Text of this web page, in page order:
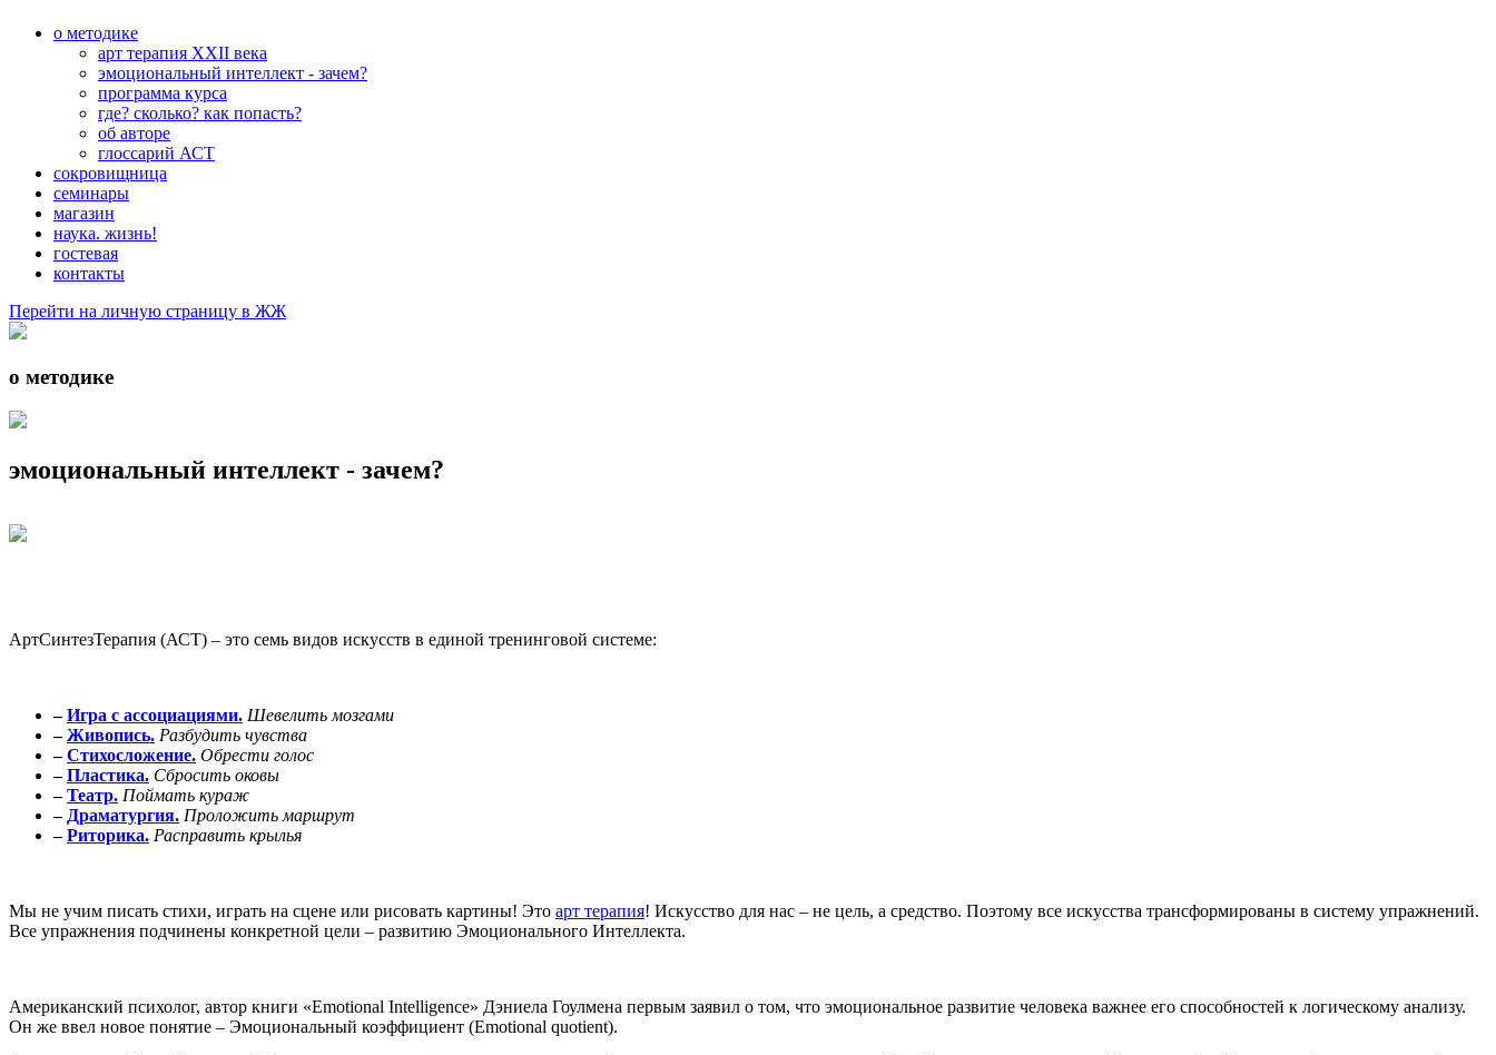
о методике
арт терапия XXII века
эмоциональный интеллект - зачем?
программа курса
где? сколько? как попасть?
об авторе
глоссарий АСТ
сокровищница
семинары
магазин
наука. жизнь!
гостевая
контакты
Перейти на личную страницу в ЖЖ
о методике
эмоциональный интеллект - зачем?
АртСинтезТерапия (АСТ) – это семь видов искусств в единой тренинговой системе:
–Игра с ассоциациями. Шевелить мозгами
–Живопись. Разбудить чувства
–Стихосложение. Обрести голос
–Пластика. Сбросить оковы
–Театр. Поймать кураж
– Драматургия. Проложить маршрут
–Риторика. Расправить крылья
Мы не учим писать стихи, играть на сцене или рисовать картины! Это арт терапия! Искусство для нас – не цель, а средство. Поэтому все искусства трансформированы в систему упражнений.
Все упражнения подчинены конкретной цели – развитию Эмоционального Интеллекта.
Американский психолог, автор книги «Emotional Intelligence» Дэниела Гоулмена первым заявил о том, что эмоциональное развитие человека важнее его способностей к логическому анализу.
Он же ввел новое понятие – Эмоциональный коэффициент (Emotional quotient).